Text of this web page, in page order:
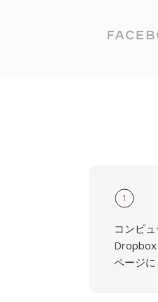
1
コンピ
Dropbox
ページ